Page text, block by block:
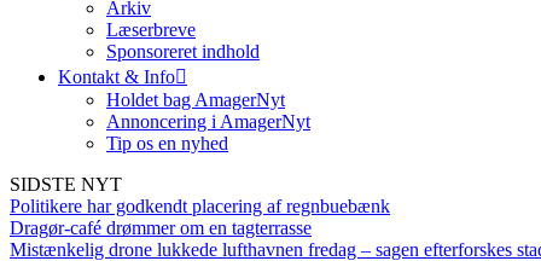
Arkiv
Læserbreve
Sponsoreret indhold
Kontakt & Info
Holdet bag AmagerNyt
Annoncering i AmagerNyt
Tip os en nyhed
SIDSTE NYT
Politikere har godkendt placering af regnbuebænk
Dragør-café drømmer om en tagterrasse
Mistænkelig drone lukkede lufthavnen fredag – sagen efterforskes